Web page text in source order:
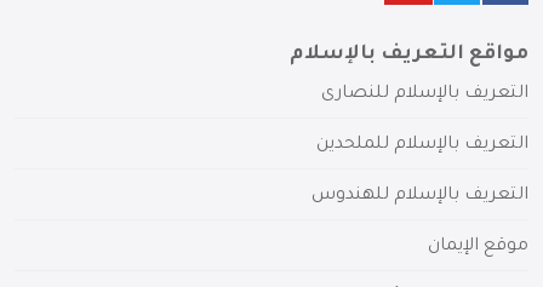
مواقع التعريف بالإسلام
التعريف بالإسلام للنصارى
التعريف بالإسلام للملحدين
التعريف بالإسلام للهندوس
موقع الإيمان